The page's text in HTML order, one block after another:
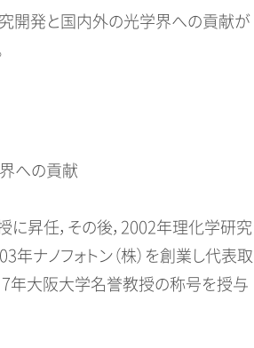
開発と国内外の光学界への貢献が
への貢献
昇任，その後，2002年理化学研究
ナノフォトン（株）を創業し代表取
年大阪大学名誉教授の称号を授与